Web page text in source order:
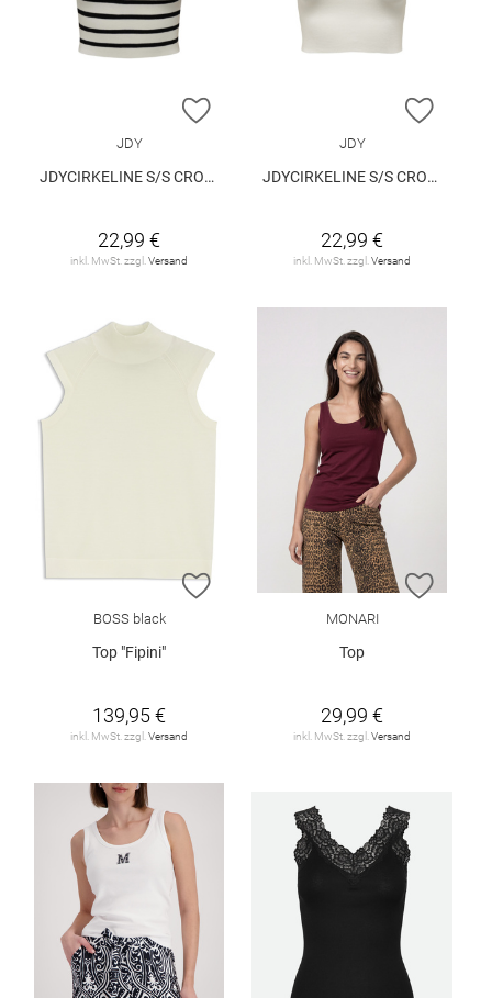
ZUR WUNSCHLISTE HINZUFÜGEN
JDY
JDYCIRKELINE S/S CROP TOP KNT
22,99 €
inkl. MwSt. zzgl.Versand
ZUR
JDY
JDYCIRKELINE S/S CROP TOP KNT
22,99 €
inkl. MwSt. zzgl.Versand
ZUR WUNSCHLISTE HINZUFÜGEN
BOSS black
Top "Fipini"
139,95 €
inkl. MwSt. zzgl. Versand
ZUR
MONARI
Top
29,99 €
inkl. MwSt. zzgl. Versand